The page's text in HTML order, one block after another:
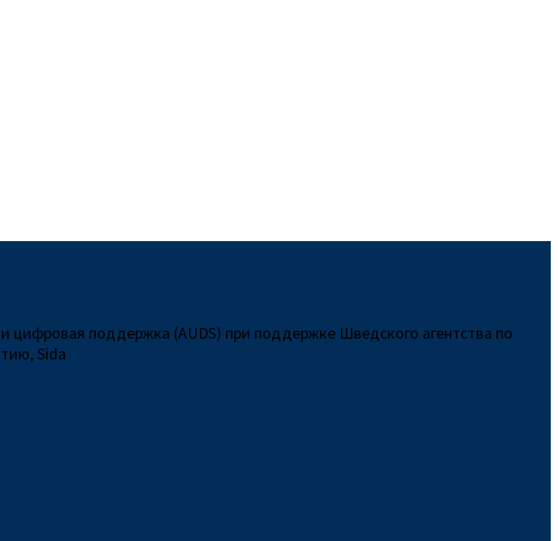
цифровая поддержка (AUDS) при поддержке Шведского агентства по
Sida